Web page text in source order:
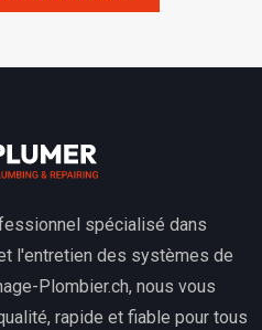
spécialisé dans
l'entretien des systèmes de
Plombier.ch, nous vous
rapide et fiable pour tous